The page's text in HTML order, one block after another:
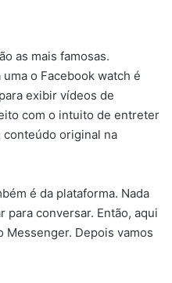
as mais famosas.
o Facebook watch é
exibir vídeos de
com o intuito de entreter
original na
é da plataforma. Nada
para conversar. Então, aqui
Messenger. Depois vamos